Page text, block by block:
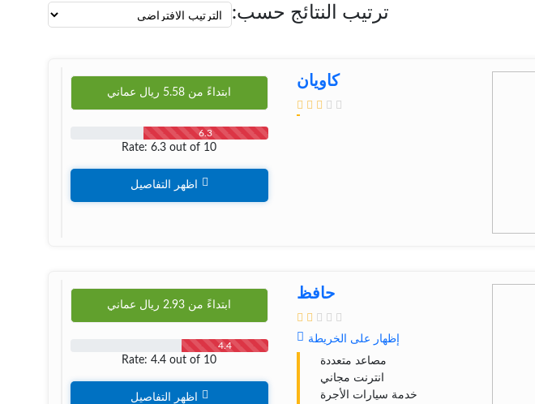
ترتيب النتائج حسب:
کاویان
ابتداءً من 5.58 ريال عماني
6.3
Rate: 6.3 out of 10
اظهر التفاصيل
حافظ
إظهار على الخريطة
مصاعد متعددة
انترنت مجاني
خدمة سيارات الأجرة
ابتداءً من 2.93 ريال عماني
4.4
Rate: 4.4 out of 10
اظهر التفاصيل